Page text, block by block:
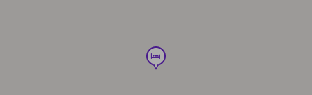
hotel